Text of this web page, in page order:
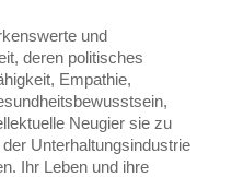
und
deren politisches
Empathie,
Neugier sie zu
Unterhaltungsindustrie
Ihr Leben und ihre